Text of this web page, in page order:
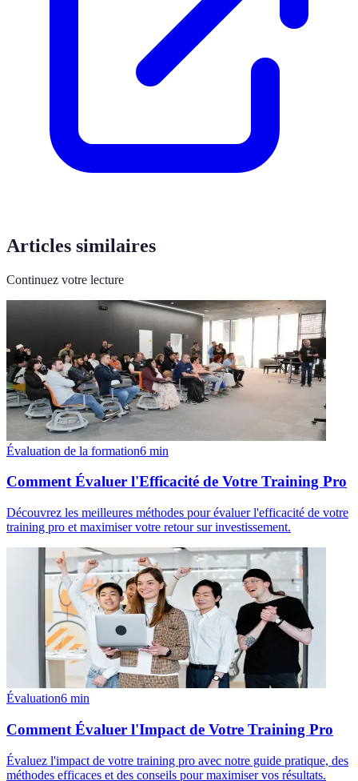
Articles similaires
Continuez votre lecture
Évaluation de la formation6 min
Comment Évaluer l'Efficacité de Votre Training Pro
Découvrez les meilleures méthodes pour évaluer l'efficacité de votre
training pro et maximiser votre retour sur investissement.
Évaluation6 min
Comment Évaluer l'Impact de Votre Training Pro
Évaluez l'impact de votre training pro avec notre guide pratique, des
méthodes efficaces et des conseils pour maximiser vos résultats.